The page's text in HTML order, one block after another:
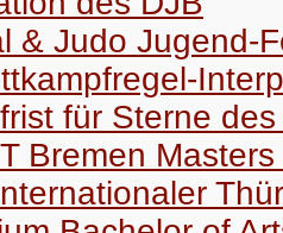
& Judo Jugend-
für Sterne
Bremen